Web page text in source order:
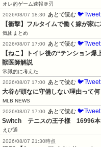
オレ的ゲーム速報＠刃
2026/08/07 18:30
あとで読む 🐦Tweet
【衝撃】フルタイムで働く嫁が家
気団まとめ
2026/08/07 17:00
あとで読む 🐦Tweet
【ねこ】トイレ後の“テンション
獣医師解説
常識的に考えた
2026/08/07 17:00
あとで読む 🐦Tweet
大谷が頑なに守備しない理由って何
MLB NEWS
2026/08/07 17:00
あとで読む 🐦Tweet
Switch　テニスの王子様　16996
えび通
2026/08/07 21:30時点